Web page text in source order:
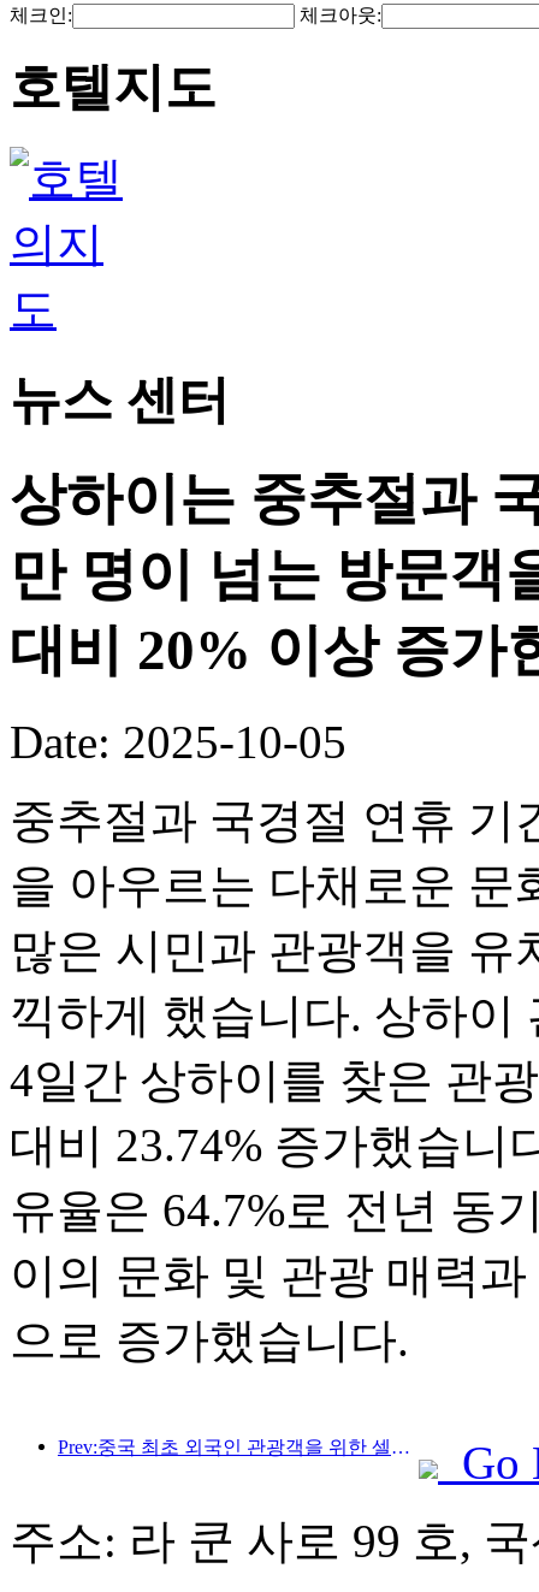
체크인: 체크아웃:
호텔지도
뉴스 센터
상하이는 중추절과
만 명이 넘는 방문객
대비 20% 이상 증가
Date: 2025-10-05
중추절과 국경절 연휴 기
을 아우르는 다채로운 문
많은 시민과 관광객을
끽하게 했습니다. 상하이
4일간 상하이를 찾은 관
대비 23.74% 증가했습니
유율은 64.7%로 전년 동
이의 문화 및 관광 매력
으로 증가했습니다.
Prev:중국 최초 외국인 관광객을 위한 셀프서비스 문화관광 소비 시스템 상하이에 출시
Go
주소: 라 쿤 사로 99 호,